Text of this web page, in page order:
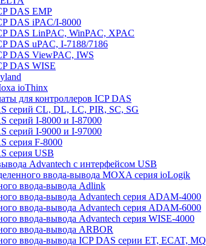
DAS EMP
DAS iPAC/I-8000
DAS LinPAC, WinPAC, XPAC
DAS uPAC, I-7188/7186
DAS ViewPAC, IWS
DAS WISE
ioThinx
для контроллеров ICP DAS
серий CL, DL, LC, PIR, SC, SG
серий I-8000 и I-87000
серий I-9000 и I-97000
серия F-8000
серия USB
Advantech с интерфейсом USB
ввода-вывода MOXA серия ioLogik
ввода-вывода Adlink
ввода-вывода Advantech серия ADAM-4000
ввода-вывода Advantech серия ADAM-6000
ввода-вывода Advantech серия WISE-4000
ввода-вывода ARBOR
ввода-вывода ICP DAS серии ET, ECAT, MQ